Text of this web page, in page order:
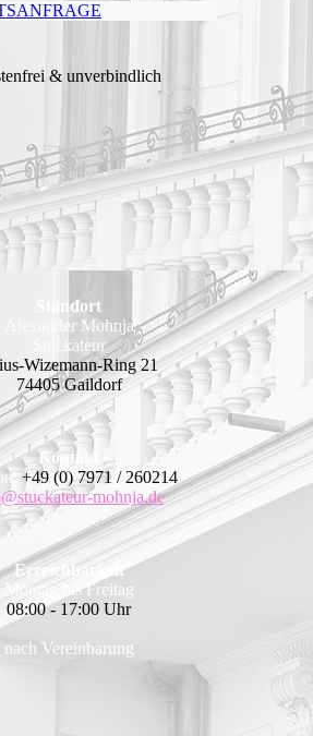
& unverbindlich
Standort
Alexander Mohnja
Stuckateur
Wizemann-Ring 21
74405 Gaildorf
Kontakt
+49 (0) 7971 / 260214
mohnja.de
Erreichbarkeit
Montag bis Freitag
08:00 - 17:00 Uhr
nach Vereinbarung